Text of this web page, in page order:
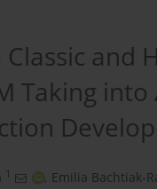
and
Taking
1 , Emilia Bachtiak-